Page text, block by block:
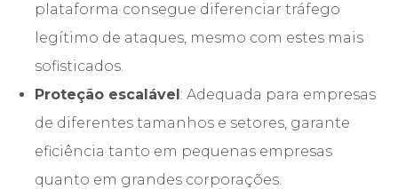
plataforma consegue diferenciar tráfego
legítimo de ataques, mesmo com estes mais
sofisticados.
Proteção escalável: Adequada para empresas
de diferentes tamanhos e setores, garante
eficiência tanto em pequenas empresas
quanto em grandes corporações.